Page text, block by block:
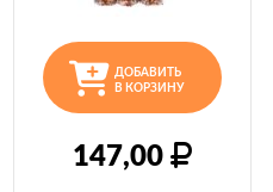
ДОБАВИТЬ
В КОРЗИНУ
147,00